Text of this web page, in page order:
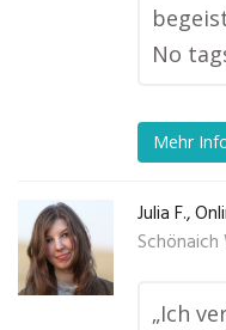
No
Mehr
Julia F.,
„Ich